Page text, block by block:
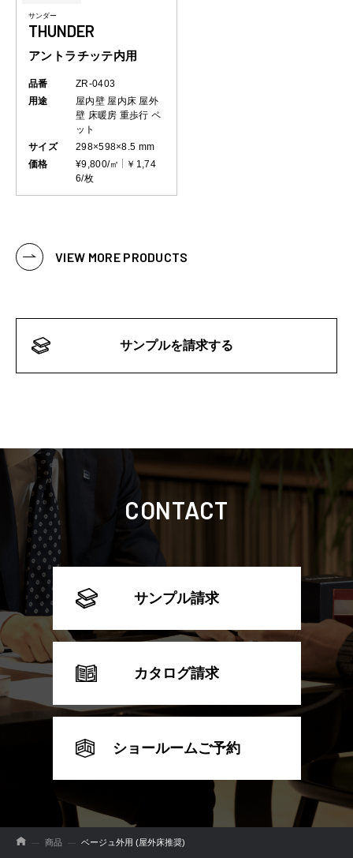
サンダー
THUNDER
アントラチッテ内用
品番
ZR-0403
用途
屋内壁 屋内床 屋外
壁 床暖房 重歩行 ペ
ット
サイズ
298×598×8.5 mm
価格
¥9,800/㎡
￥1,74
6/枚
VIEW MORE PRODUCTS
サンプルを請求する
CONTACT
サンプル請求
カタログ請求
ショールームご予約
商品 ベージュ外用 (屋外床推奨)